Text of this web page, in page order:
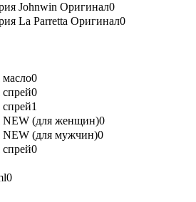
Johnwin Оригинал0
La Parretta Оригинал0
масло0
0
1
NEW (для женщин)0
NEW (для мужчин)0
0
0